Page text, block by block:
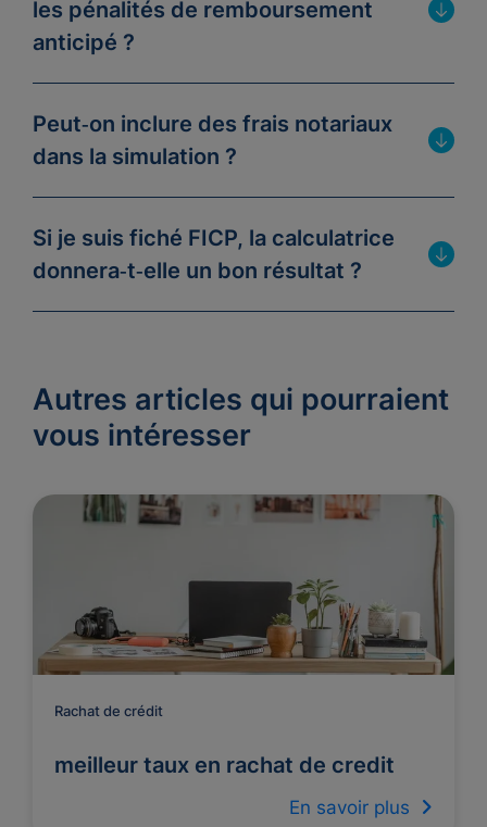
les pénalités de remboursement
anticipé ?
Peut‑on inclure des frais notariaux
dans la simulation ?
Si je suis fiché FICP, la calculatrice
donnera‑t‑elle un bon résultat ?
Autres articles qui pourraient
vous intéresser
Rachat de crédit
meilleur taux en rachat de credit
En savoir plus